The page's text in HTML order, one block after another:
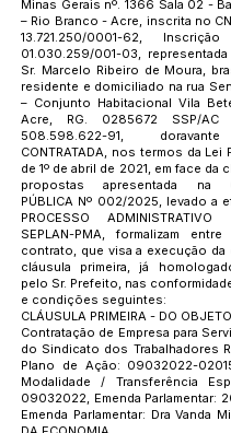
Minas Gerais nº. 1366 Sala 02 -
– Rio Branco - Acre, inscrita no
13.721.250/0001-62,
01.030.259/001-03,
Sr. Marcelo Ribeiro de Moura,
residente e domiciliado na rua
– Conjunto Habitacional Vila
Acre, RG. 0285672SSP/AC
508.598.622-91, doravante
CONTRATADA, nos termos da Lei
de 1º de abril de 2021, em face da
propostas apresentada na
PÚBLICA Nº 002/2025, levado a
PROCESSO
SEPLAN-PMA, formalizam
contrato, que visa a execução da
cláusula primeira, já
pelo Sr. Prefeito, nas
e condições seguintes:
CLÁUSULA PRIMEIRA - DO
Contratação de Empresa para
do Sindicato dos Trabalhadores
Plano de Ação: 09032022-
Modalidade / Transferência
09032022, Emenda Parlamentar:
Emenda Parlamentar: Dra Vanda